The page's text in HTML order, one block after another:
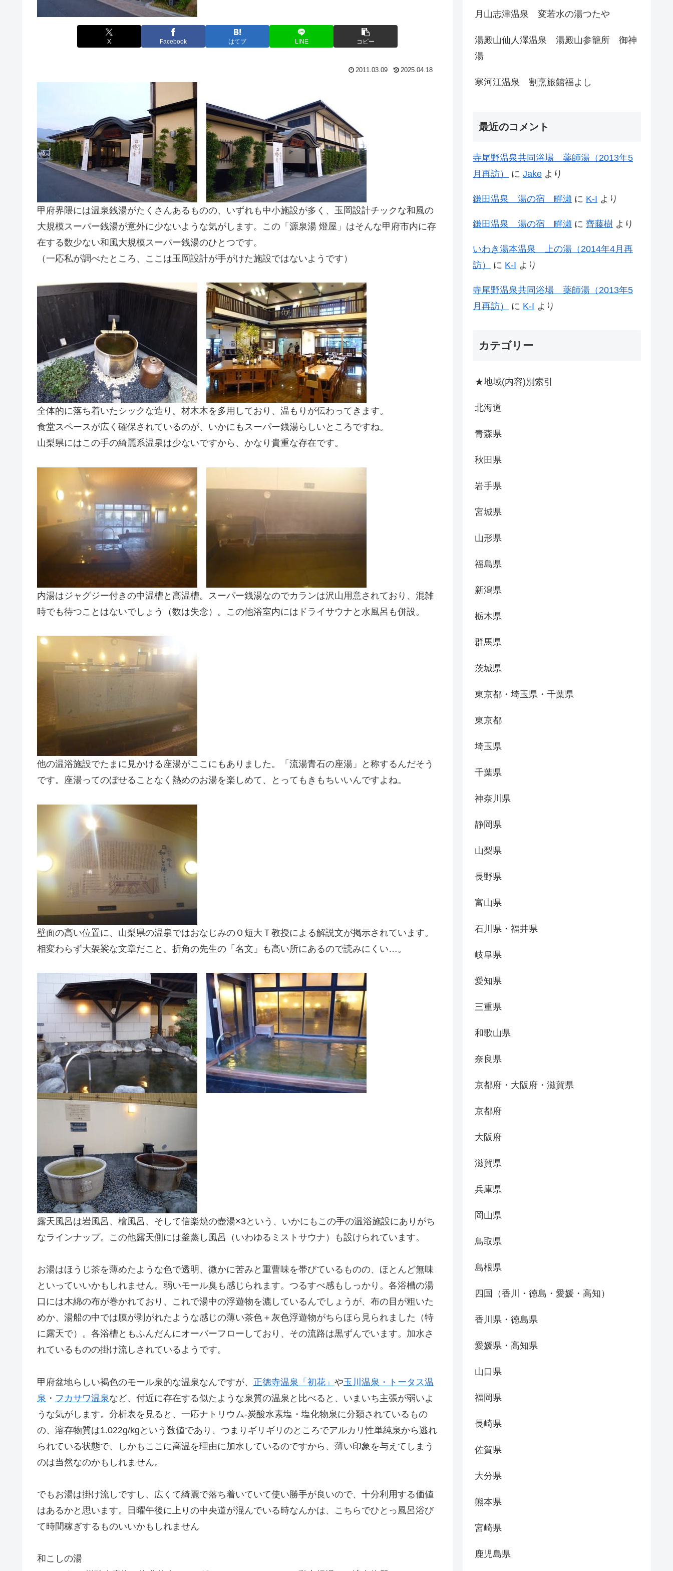
X Facebook はてブ LINE コピー
2011.03.09 2025.04.18
甲府界隈には温泉銭湯がたくさんあるものの、いずれも中小施設が多く、玉岡設計チックな和風の
大規模スーパー銭湯が意外に少ないような気がします。この「源泉湯 燈屋」はそんな甲府市内に存
在する数少ない和風大規模スーパー銭湯のひとつです。
（一応私が調べたところ、ここは玉岡設計が手がけた施設ではないようです）
全体的に落ち着いたシックな造り。材木木を多用しており、温もりが伝わってきます。
食堂スペースが広く確保されているのが、いかにもスーパー銭湯らしいところですね。
山梨県にはこの手の綺麗系温泉は少ないですから、かなり貴重な存在です。
内湯はジャグジー付きの中温槽と高温槽。スーパー銭湯なのでカランは沢山用意されており、混雑
時でも待つことはないでしょう（数は失念）。この他浴室内にはドライサウナと水風呂も併設。
他の温浴施設でたまに見かける座湯がここにもありました。「流湯青石の座湯」と称するんだそう
です。座湯ってのぼせることなく熱めのお湯を楽しめて、とってもきもちいいんですよね。
壁面の高い位置に、山梨県の温泉ではおなじみのＯ短大Ｔ教授による解説文が掲示されています。
相変わらず大袈裟な文章だこと。折角の先生の「名文」も高い所にあるので読みにくい…。
露天風呂は岩風呂、檜風呂、そして信楽焼の壺湯×3という、いかにもこの手の温浴施設にありがち
なラインナップ。この他露天側には釜蒸し風呂（いわゆるミストサウナ）も設けられています。
お湯はほうじ茶を薄めたような色で透明、微かに苦みと重曹味を帯びているものの、ほとんど無味
といっていいかもしれません。弱いモール臭も感じられます。つるすべ感もしっかり。各浴槽の湯
口には木綿の布が巻かれており、これで湯中の浮遊物を漉しているんでしょうが、布の目が粗いた
めか、湯船の中では膜が剥がれたような感じの薄い茶色＋灰色浮遊物がちらほら見られました（特
に露天で）。各浴槽ともふんだんにオーバーフローしており、その流路は黒ずんでいます。加水さ
れているものの掛け流しされているようです。
甲府盆地らしい褐色のモール泉的な温泉なんですが、 正徳寺温泉「初花」 や玉川温泉 ・トータス温
泉 ・ フカサワ温泉など、付近に存在する似たような泉質の温泉と比べると、いまいち主張が弱いよ
うな気がします。分析表を見ると、一応ナトリウム-炭酸水素塩・塩化物泉に分類されているもの
の、溶存物質は1.022g/kgという数値であり、つまりギリギリのところでアルカリ性単純泉から逃れ
られている状態で、しかもここに高温を理由に加水しているのですから、薄い印象を与えてしまう
のは当然なのかもしれません。
でもお湯は掛け流しですし、広くて綺麗で落ち着いていて使い勝手が良いので、十分利用する価値
はあるかと思います。日曜午後に上りの中央道が混んでいる時なんかは、こちらでひとっ風呂浴び
て時間稼ぎするものいいかもしれません
和こしの湯
月山志津温泉 変若水の湯つたや
湯殿山仙人澤温泉 湯殿山参籠所 御神
湯
寒河江温泉 割烹旅館福よし
最近のコメント
寺尾野温泉共同浴場 薬師湯（2013年5
月再訪）
に Jake より
鎌田温泉 湯の宿 畔瀬 に K-I より
鎌田温泉 湯の宿 畔瀬 に 齊藤樹 より
いわき湯本温泉 上の湯（2014年4月再
訪）
に K-I より
寺尾野温泉共同浴場 薬師湯（2013年5
月再訪）
に K-I より
カテゴリー
★地域(内容)別索引
北海道
青森県
秋田県
岩手県
宮城県
山形県
福島県
新潟県
栃木県
群馬県
茨城県
東京都・埼玉県・千葉県
東京都
埼玉県
千葉県
神奈川県
静岡県
山梨県
長野県
富山県
石川県・福井県
岐阜県
愛知県
三重県
和歌山県
奈良県
京都府・大阪府・滋賀県
京都府
大阪府
滋賀県
兵庫県
岡山県
鳥取県
島根県
四国（香川・徳島・愛媛・高知）
香川県・徳島県
愛媛県・高知県
山口県
福岡県
長崎県
佐賀県
大分県
熊本県
宮崎県
鹿児島県